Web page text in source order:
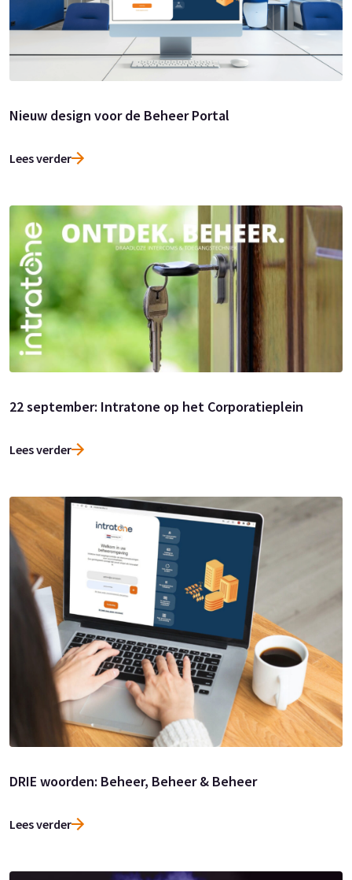
Nieuw design voor de Beheer Portal
Lees verder
22 september: Intratone op het Corporatieplein
Lees verder
DRIE woorden: Beheer, Beheer & Beheer
Lees verder